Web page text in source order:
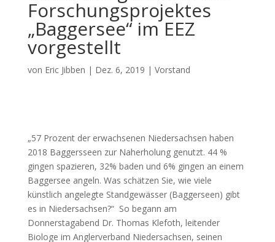
Forschungsprojektes
„Baggersee“ im EEZ
vorgestellt
von Eric Jibben | Dez. 6, 2019 | Vorstand
„57 Prozent der erwachsenen Niedersachsen haben
2018 Baggersseen zur Naherholung genutzt. 44 %
gingen spazieren, 32% baden und 6% gingen an einem
Baggersee angeln. Was schätzen Sie, wie viele
künstlich angelegte Standgewässer (Baggerseen) gibt
es in Niedersachsen?“ So begann am
Donnerstagabend Dr. Thomas Klefoth, leitender
Biologe im Anglerverband Niedersachsen, seinen